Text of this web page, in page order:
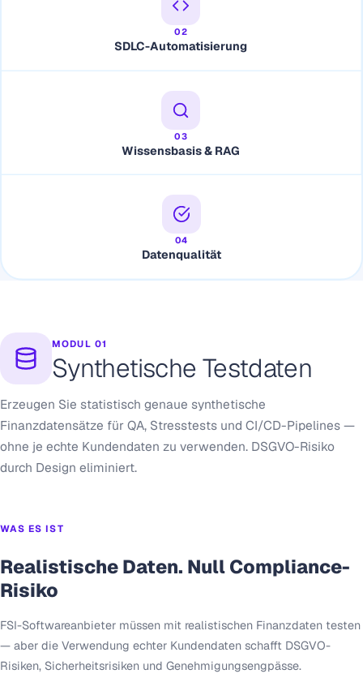
02
SDLC-Automatisierung
03
Wissensbasis & RAG
04
Datenqualität
MODUL 01
Synthetische Testdaten
Erzeugen Sie statistisch genaue synthetische
Finanzdatensätze für QA, Stresstests und CI/CD-Pipelines —
ohne je echte Kundendaten zu verwenden. DSGVO-Risiko
durch Design eliminiert.
WAS ES IST
Realistische Daten. Null Compliance-
Risiko
FSI-Softwareanbieter müssen mit realistischen Finanzdaten testen
— aber die Verwendung echter Kundendaten schafft DSGVO-
Risiken, Sicherheitsrisiken und Genehmigungsengpässe.